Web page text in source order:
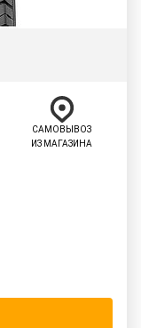
САМОВЫВОЗ
ИЗ МАГАЗИНА